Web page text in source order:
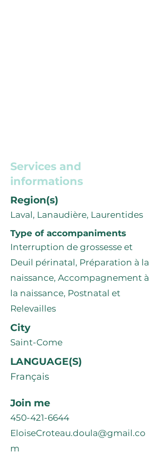
Services and
informations
Region(s)
Laval, Lanaudière, Laurentides
Type of accompaniments
Interruption de grossesse et
Deuil périnatal, Préparation à la
naissance, Accompagnement à
la naissance, Postnatal et
Relevailles
City
Saint-Come
LANGUAGE(S)
Français
Join me
450-421-6644
EloiseCroteau.doula@gmail.co
m